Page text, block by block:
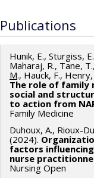
Québec - Santé
Programmes de
Publications
Hunik, E., Sturgiss,
Maharaj, R., Tane,
M., Hauck, F.,
The role of family
social and
to action from
Family Medicine
Duhoux, A., Rioux-
(2024).
factors
nurse
Nursing Open